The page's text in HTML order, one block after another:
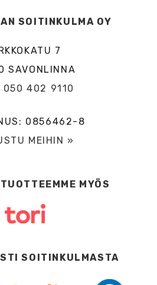
SOITINKULMA OY
7
SAVONLINNA
050 402 9110
0856462-8
MEIHIN »
MYÖS
SOITINKULMASTA